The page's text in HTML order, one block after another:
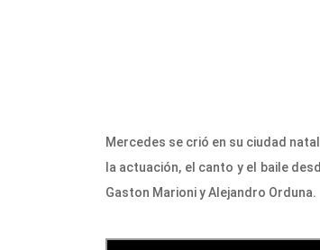
Mercedes se crió en su ciudad
la actuación, el canto y el baile
Gaston Marioni y Alejandro Orduna.